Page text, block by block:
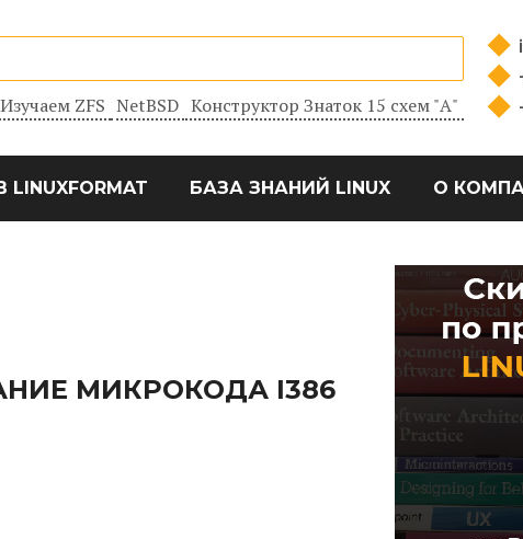
Изучаем ZFS NetBSD Конструктор Знаток 15 схем "А"
БАЗА ЗНАНИЙ LINUX О
МИКРОКОДА I386